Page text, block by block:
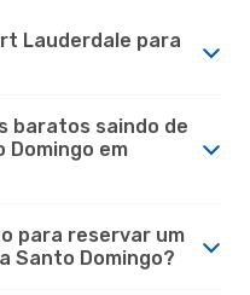
Lauderdale para
baratos saindo de
Domingo em
para reservar um
Santo Domingo?